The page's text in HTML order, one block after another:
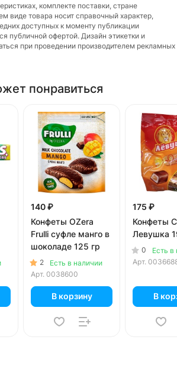
комплекте поставки, стране
виде товара носит справочный характер,
доступных к моменту публикации
публичной офертой. Дизайн этикетки и
при проведении производителем рекламных
понравиться
140 ₽
Конфеты OZera
Frulli суфле манго в
шоколаде 125 гр
2
Есть в наличии
Арт. 0038600
В корзину
175 ₽
Конфеты
Левушка
0
Есть в
Арт.
В